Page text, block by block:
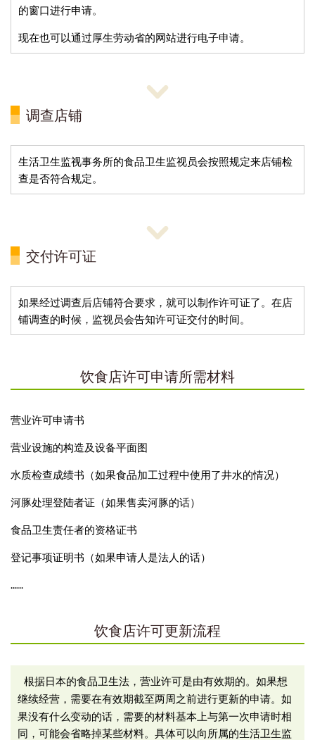
的窗口进行申请。
现在也可以通过厚生劳动省的网站进行电子申请。
调查店铺
生活卫生监视事务所的食品卫生监视员会按照规定来店铺检
查是否符合规定。
交付许可证
如果经过调查后店铺符合要求，就可以制作许可证了。在店
铺调查的时候，监视员会告知许可证交付的时间。
饮食店许可申请所需材料
营业许可申请书
营业设施的构造及设备平面图
水质检查成绩书（如果食品加工过程中使用了井水的情况）
河豚处理登陆者证（如果售卖河豚的话）
食品卫生责任者的资格证书
登记事项证明书（如果申请人是法人的话）
......
饮食店许可更新流程
根据日本的食品卫生法，营业许可是由有效期的。如果想
继续经营，需要在有效期截至两周之前进行更新的申请。 如
果没有什么变动的话，需要的材料基本上与第一次申请时相
同，可能会省略掉某些材料。具体可以向所属的生活卫生监